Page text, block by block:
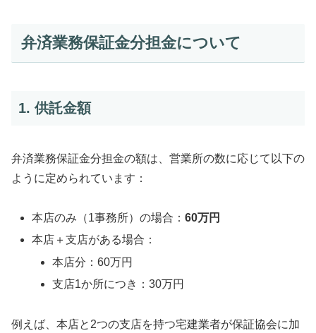
弁済業務保証金分担金について
1. 供託金額
弁済業務保証金分担金の額は、営業所の数に応じて以下の
ように定められています：
本店のみ（1事務所）の場合：60万円
本店＋支店がある場合：
本店分：60万円
支店1か所につき：30万円
例えば、本店と2つの支店を持つ宅建業者が保証協会に加